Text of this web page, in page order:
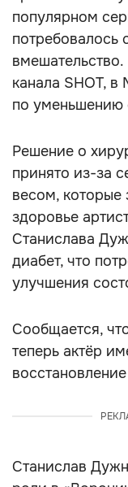
популярном
потребовалось
канала SHOT,
по уменьшению
Решение о
принято из-за
весом, которые
здоровье
Станислава
диабет, что
улучшения
Сообщается,
теперь актёр
Станислав